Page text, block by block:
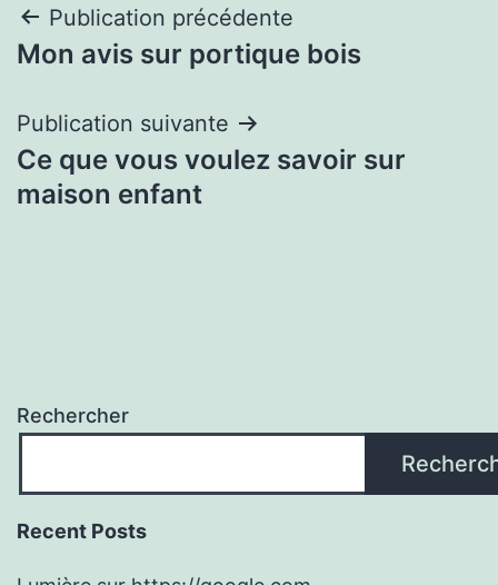
Navigation
de
l’article
Publication précédente
Mon avis sur portique bois
Publication suivante
Ce que vous voulez savoir sur
maison enfant
Rechercher
Recent Posts